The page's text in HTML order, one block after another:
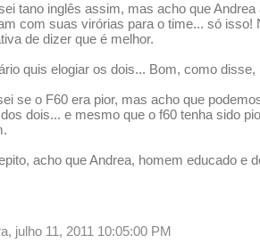
tano inglês assim, mas acho que
com suas virórias para o time... só
de dizer que é melhor.
quis elogiar os dois... Bom, como
se o F60 era pior, mas acho que
dois... e mesmo que o f60 tenha sido
acho que Andrea, homem educado e
julho 11, 2011 10:05:00 PM